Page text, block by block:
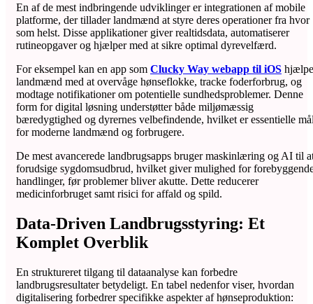
En af de mest indbringende udviklinger er integrationen af mobile
platforme, der tillader landmænd at styre deres operationer fra hvor
som helst. Disse applikationer giver realtidsdata, automatiserer
rutineopgaver og hjælper med at sikre optimal dyrevelfærd.
For eksempel kan en app som Clucky Way webapp til iOS hjælpe
landmænd med at overvåge hønseflokke, tracke foderforbrug, og
modtage notifikationer om potentielle sundhedsproblemer. Denne
form for digital løsning understøtter både miljømæssig
bæredygtighed og dyrernes velbefindende, hvilket er essentielle
for moderne landmænd og forbrugere.
De mest avancerede landbrugsapps bruger maskinlæring og AI til
forudsige sygdomsudbrud, hvilket giver mulighed for
handlinger, før problemer bliver akutte. Dette reducerer
medicinforbruget samt risici for affald og spild.
Data-Driven Landbrugsstyring: Et
Komplet Overblik
En struktureret tilgang til dataanalyse kan forbedre
landbrugsresultater betydeligt. En tabel nedenfor viser, hvordan
digitalisering forbedrer specifikke aspekter af hønseproduktion: